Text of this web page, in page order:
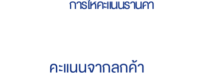
การให้คะแนนร้านค้า
คะแนนจากลูกค้า